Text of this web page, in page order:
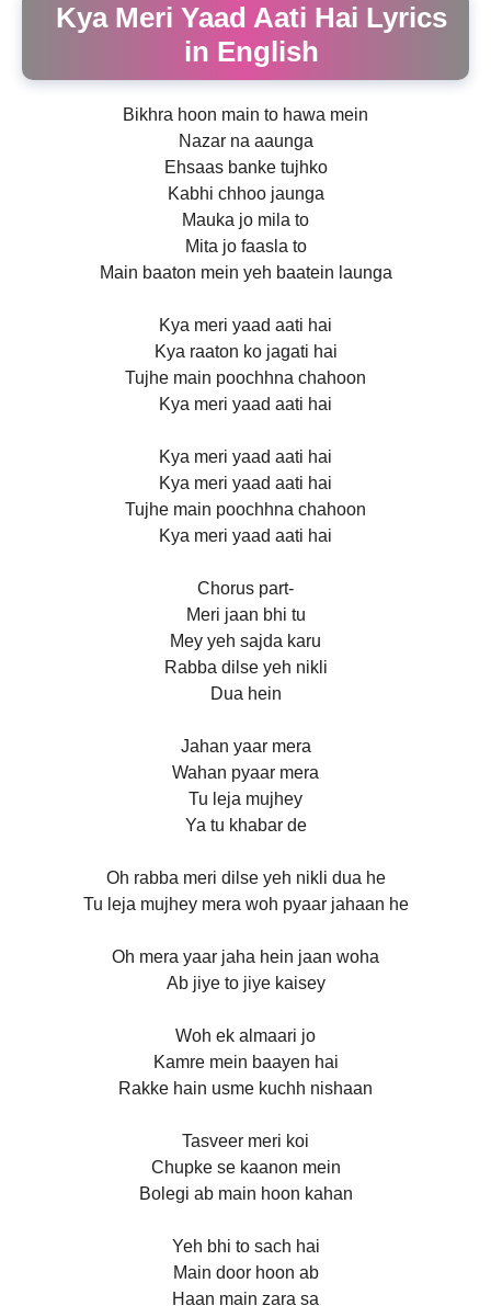
Kya Meri Yaad Aati Hai Lyrics
in English
Bikhra hoon main to hawa mein
Nazar na aaunga
Ehsaas banke tujhko
Kabhi chhoo jaunga
Mauka jo mila to
Mita jo faasla to
Main baaton mein yeh baatein launga
Kya meri yaad aati hai
Kya raaton ko jagati hai
Tujhe main poochhna chahoon
Kya meri yaad aati hai
Kya meri yaad aati hai
Kya meri yaad aati hai
Tujhe main poochhna chahoon
Kya meri yaad aati hai
Chorus part-
Meri jaan bhi tu
Mey yeh sajda karu
Rabba dilse yeh nikli
Dua hein
Jahan yaar mera
Wahan pyaar mera
Tu leja mujhey
Ya tu khabar de
Oh rabba meri dilse yeh nikli dua he
Tu leja mujhey mera woh pyaar jahaan he
Oh mera yaar jaha hein jaan woha
Ab jiye to jiye kaisey
Woh ek almaari jo
Kamre mein baayen hai
Rakke hain usme kuchh nishaan
Tasveer meri koi
Chupke se kaanon mein
Bolegi ab main hoon kahan
Yeh bhi to sach hai
Main door hoon ab
Haan main zara sa